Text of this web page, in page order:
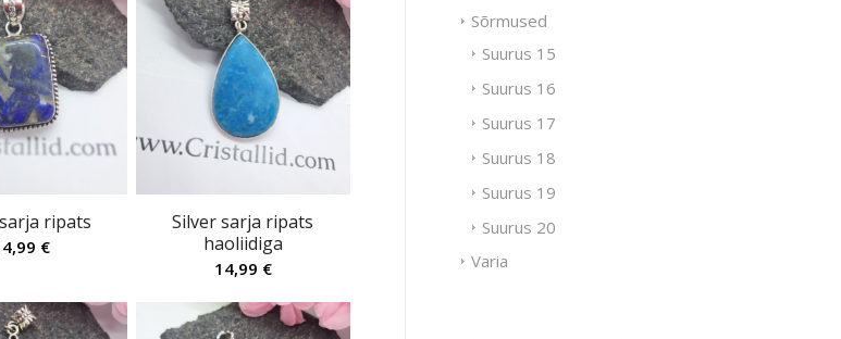
ripats
€
Silver sarja ripats
haoliidiga
14,99 €
Sõrmused
Suurus 15
Suurus 16
Suurus 17
Suurus 18
Suurus 19
Suurus 20
Varia